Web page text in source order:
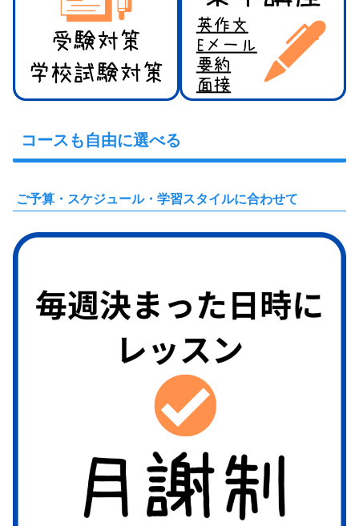
コースも自由に選べる
ご予算・スケジュール・学習スタイルに合わせて